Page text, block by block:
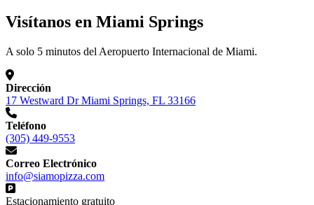
Visítanos en Miami Springs
A solo 5 minutos del Aeropuerto Internacional de Miami.
Dirección
17 Westward Dr Miami Springs, FL 33166
Teléfono
(305) 449-9553
Correo Electrónico
info@siamopizza.com
Estacionamiento gratuito